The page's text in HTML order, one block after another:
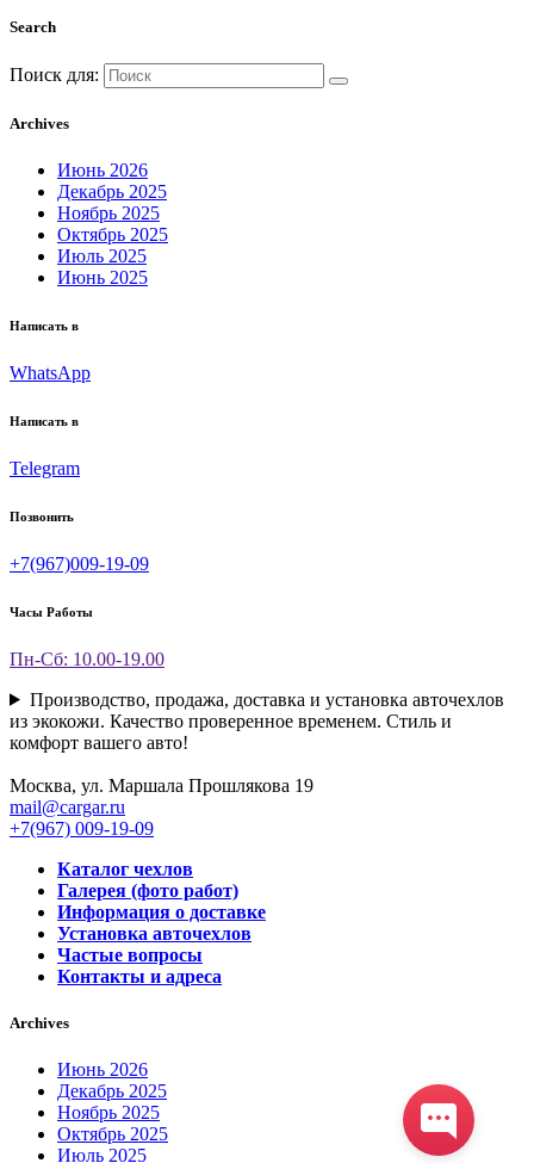
Search
Поиск для:
Archives
Июнь 2026
Декабрь 2025
Ноябрь 2025
Октябрь 2025
Июль 2025
Июнь 2025
Написать в
WhatsApp
Написать в
Telegram
Позвонить
+7(967)009-19-09
Часы Работы
Пн-Сб: 10.00-19.00
Производство, продажа, доставка и установка авточехлов
из экокожи. Качество проверенное временем. Стиль и
комфорт вашего авто!
Москва, ул. Маршала Прошлякова 19
mail@cargar.ru
+7(967) 009-19-09
Каталог чехлов
Галерея (фото работ)
Информация о доставке
Установка авточехлов
Частые вопросы
Контакты и адреса
Archives
Июнь 2026
Декабрь 2025
Ноябрь 2025
Октябрь 2025
Июль 2025